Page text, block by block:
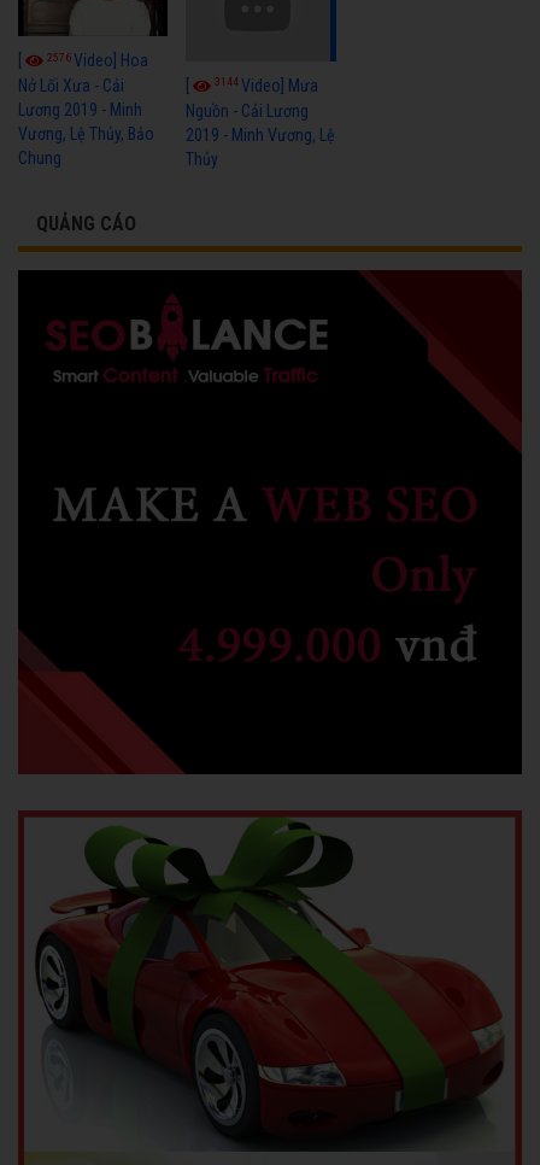
2576Video] Hoa
Nở Lối Xưa - Cải
Lương 2019 - Minh
Vương, Lệ Thủy, Bảo
Chung
[ 3144Video] Mưa
Nguồn - Cải Lương
2019 - Minh Vương, Lệ
Thủy
QUẢNG CÁO